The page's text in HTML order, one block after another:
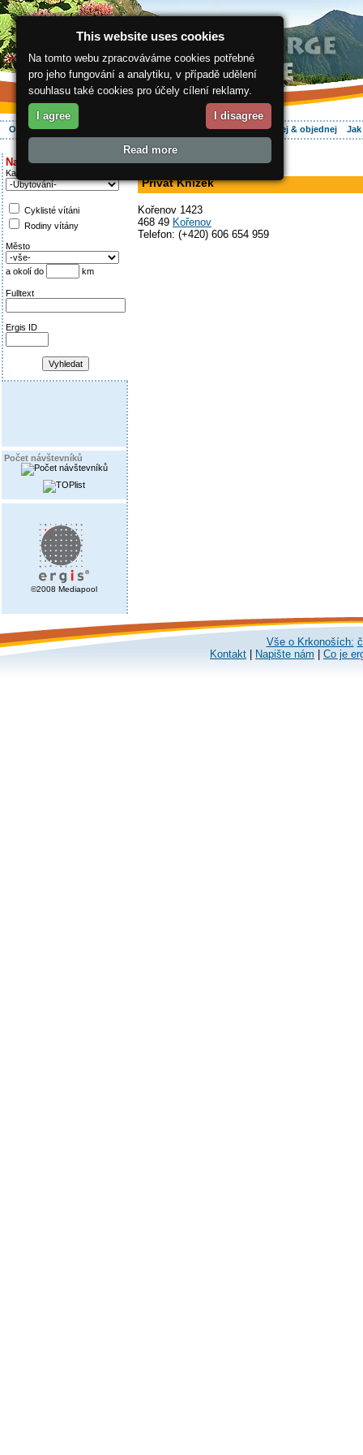
O regionu Aktivně Ubytování Hledej & objednej
Najděte si:
Kategorie
Cyklisté vítáni
Rodiny vítány
Město
a okolí do km
Fulltext
Ergis ID
Počet návštevníků
©2008 Mediapool
ergis.cz>
Privát Knížek
Kořenov 1423
468 49 Kořenov
Telefon: (+420) 606 654 959
Vše o Krkonoších:
Kontakt
Napište nám Co je
This website uses cookies
Na tomto webu zpracováváme cookies potřebné
pro jeho fungování a analytiku, v případě udělení
souhlasu také cookies pro účely cílení reklamy.
I agree I disagree
Read more